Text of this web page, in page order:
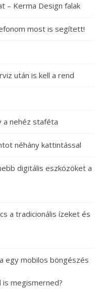
– Kerma Design falak
most is segített!
után is kell a rend
a nehéz staféta
néhány kattintással
digitális eszközöket a
a tradicionális ízeket és
egy mobilos böngészés
megismerned?